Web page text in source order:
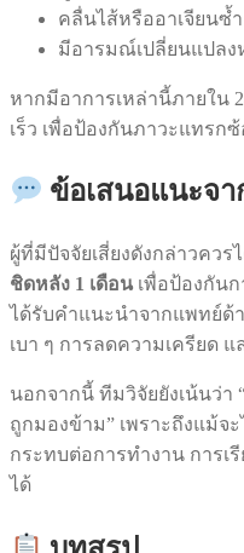
คลื่นไส้หรืออาเจียนซ้ำ
มีอารมณ์เปลี่ยนแปลง
หากมีอาการเหล่านี้ภายใน
เร็ว เพื่อป้องกันภาวะแทรก
ข้อเสนอแนะจ
ผู้ที่มีปัจจัยเสี่ยงดังกล่าวควร
ชิดหลัง 1 เดือน เพื่อป้องกันก
ได้รับคำแนะนำจากแพทย์ด้
เบา ๆ การลดความเครียด
นอกจากนี้ ทีมวิจัยยังเน้นว่า
ถูกมองข้าม” เพราะถึงแม้จ
กระทบต่อการทำงาน การ
ได้